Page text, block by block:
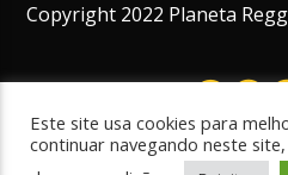
Copyright 2022 Planeta
Este site usa cookies para
continuar navegando neste